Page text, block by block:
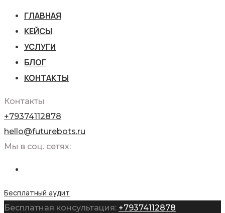
ГЛАВНАЯ
КЕЙСЫ
УСЛУГИ
БЛОГ
КОНТАКТЫ
Контакты
+79374112878
hello@futurebots.ru
Мы в соц. сетях:
Бесплатный аудит
Бесплатная консультация: +79374112878